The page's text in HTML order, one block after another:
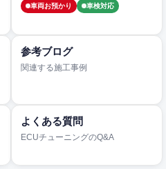
車両お預かり 車検対応
参考ブログ
関連する施工事例
よくある質問
ECUチューニングのQ&A